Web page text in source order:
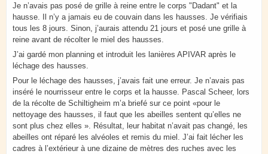
Je n’avais pas posé de grille à reine entre le corps "Dadant" et la
hausse. Il n’y a jamais eu de couvain dans les hausses. Je vérifiais
tous les 8 jours. Sinon, j’aurais attendu 21 jours et posé une grille à
reine avant de récolter le miel des hausses.
J’ai gardé mon planning et introduit les lanières APIVAR après le
léchage des hausses.
Pour le léchage des hausses, j’avais fait une erreur. Je n’avais pas
inséré le nourrisseur entre le corps et la hausse. Pascal Scheer, lors
de la récolte de Schiltigheim m’a briefé sur ce point «pour le
nettoyage des hausses, il faut que les abeilles sentent qu’elles ne
sont plus chez elles ». Résultat, leur habitat n’avait pas changé, les
abeilles ont réparé les alvéoles et remis du miel. J’ai fait lécher les
cadres à l’extérieur à une dizaine de mètres des ruches avec les